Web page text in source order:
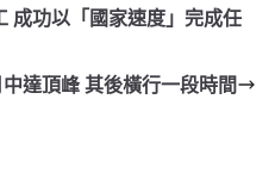
成功以「國家速度」完成任
達頂峰 其後橫行一段時間